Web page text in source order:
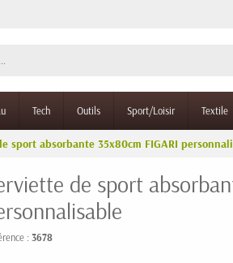
Tech Outils Sport/Loisir Textile
sport absorbante 35x80cm FIGARI
de sport
: 3678